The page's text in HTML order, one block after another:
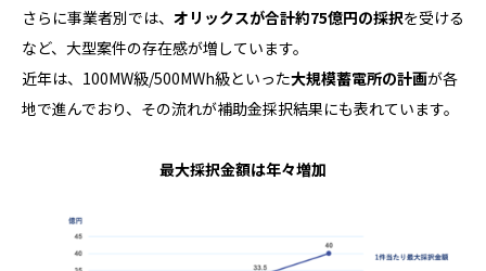
さらに事業者別では、 オリックスが合計約75億円の採択を受ける
など、大型案件の存在感が増しています。
近年は、100MW級/500MWh級といった大規模蓄電所の計画が各
地で進んでおり、その流れが補助金採択結果にも表れています。
最大採択金額は年々増加